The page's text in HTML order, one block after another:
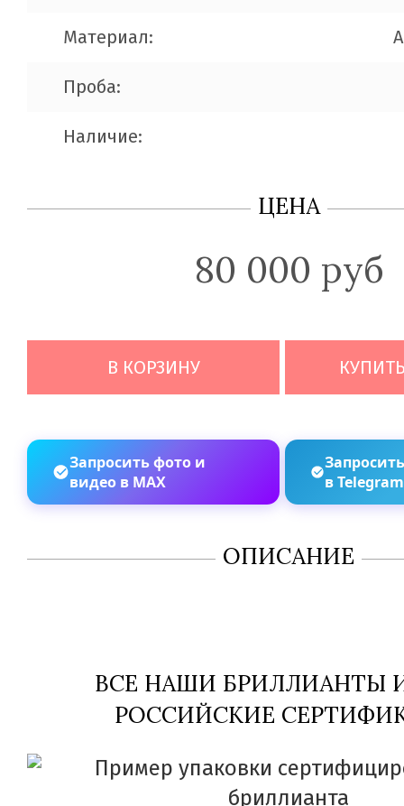
Материал:
Проба:
Наличие:
ЦЕНА
80 000 руб
В КОРЗИНУ
Запросить фото и
видео в MAX
в
ОПИСАНИЕ
ВСЕ НАШИ БРИЛЛИАНТЫ
РОССИЙСКИЕ